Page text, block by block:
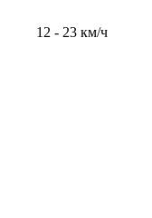
12 - 23 км/ч